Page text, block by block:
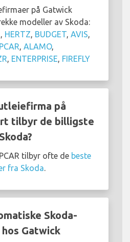
på Gatwick
modeller av Skoda:
HERTZ BUDGET AVIS
ALAMO,
ENTERPRISE FIREFLY
på
tilbyr de billigste
tilbyr ofte de beste
fra Skoda
Skoda-
Gatwick